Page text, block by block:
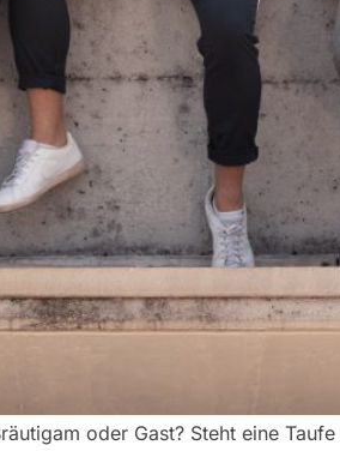
oder Gast? Steht eine